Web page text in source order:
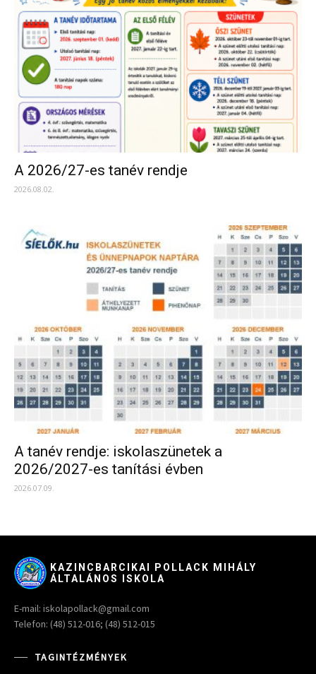
A 2026/27-es tanév rendje
2026.08.02.
A tanév rendje: iskolaszünetek a
2026/2027-es tanítási évben
2026.07.09.
KAZINCBARCIKAI POLLACK MIHÁLY
ÁLTALÁNOS ISKOLA
E-mail: iskolapollack@gmail.com
Telefon: (48) 512-016; (48) 512-015
TAGINTÉZMÉNYEK